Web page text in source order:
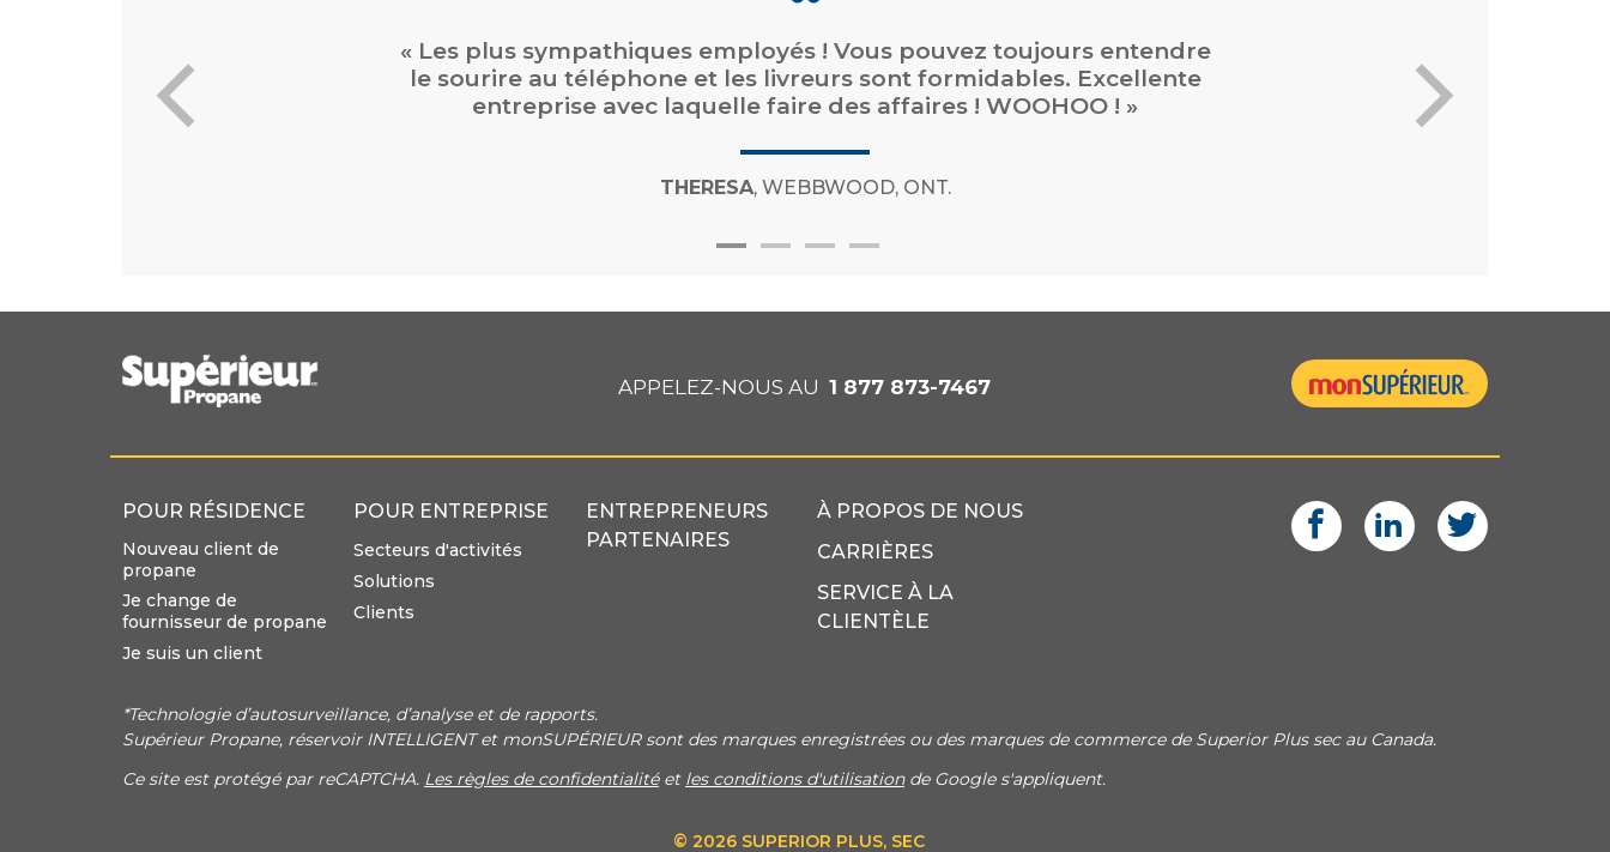
« Les plus sympathiques employés ! Vous pouvez toujours entendre
le sourire au téléphone et les livreurs sont formidables. Excellente
entreprise avec laquelle faire des affaires ! WOOHOO ! »
THERESA, WEBBWOOD, ONT.
APPELEZ-NOUS AU1 877 873-7467
POUR RÉSIDENCE
Nouveau client de
propane
Je change de
fournisseur de propane
Je suis un client
POUR ENTREPRISE
Secteurs d'activités
Solutions
Clients
ENTREPRENEURS
PARTENAIRES
À PROPOS DE NOUS
CARRIÈRES
SERVICE À LA
CLIENTÈLE
*Technologie d’autosurveillance, d’analyse et de rapports.
Supérieur Propane, réservoir INTELLIGENT et monSUPÉRIEUR sont des marques enregistrées ou des marques de commerce de Superior Plus sec au Canada.
Ce site est protégé par reCAPTCHA. Les règles de confidentialitéet les conditions d'utilisationde Google s'appliquent.
© 2026 SUPERIOR PLUS, SEC